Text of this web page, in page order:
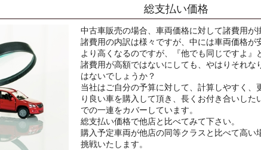
総支払い価格
中古車販売の場合、車両価格に対して諸費用が
諸費用の内訳は様々ですが、中には車両価格
より高くなるのですが、『他でも同じですよ』
諸費用が高額ではないにしても、やはりそれ
はないでしょうか？
当社はご自分の予算に対して、計算しやすく
り良い車を購入して頂き、長くお付き合いし
での一連をカバーしています。
総支払い価格で他店と比べてみて下さい。
購入予定車両が他店の同等クラスと比べて高い
挑戦いたします。